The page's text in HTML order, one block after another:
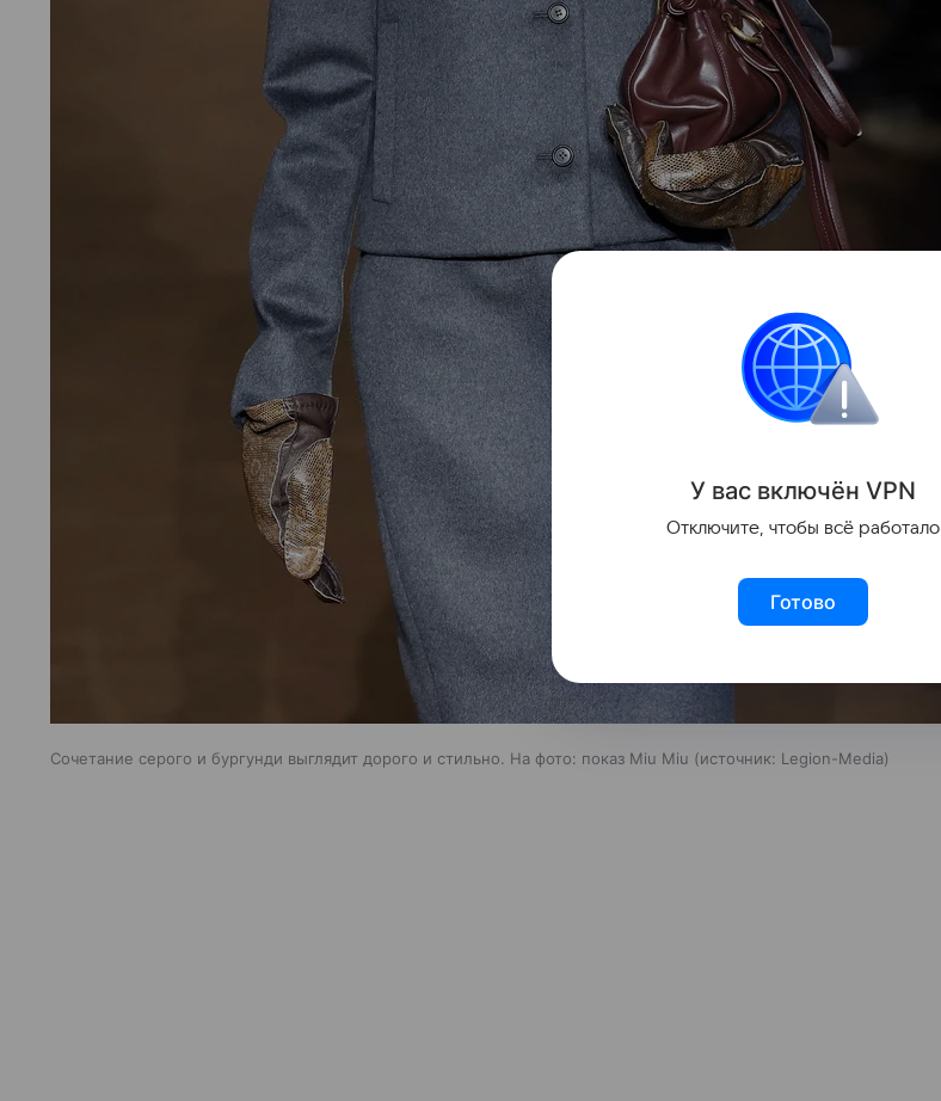
Сочетание серого и бургунди выглядит дорого и стильно. На фото: показ Miu Miu источник: Legion-Media
У вас включён VPN
Отключите, чтобы всё работало
Готово